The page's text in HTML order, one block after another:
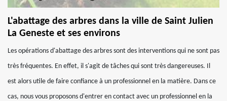
L'abattage des arbres dans la ville de Saint Julien
La Geneste et ses environs
Les opérations d'abattage des arbres sont des interventions qui ne sont pas
très fréquentes. En effet, il s'agit de tâches qui sont très dangereuses. Il
est alors utile de faire confiance à un professionnel en la matière. Dans ce
cas, nous vous proposons d'entrer en contact avec un professionnel en la